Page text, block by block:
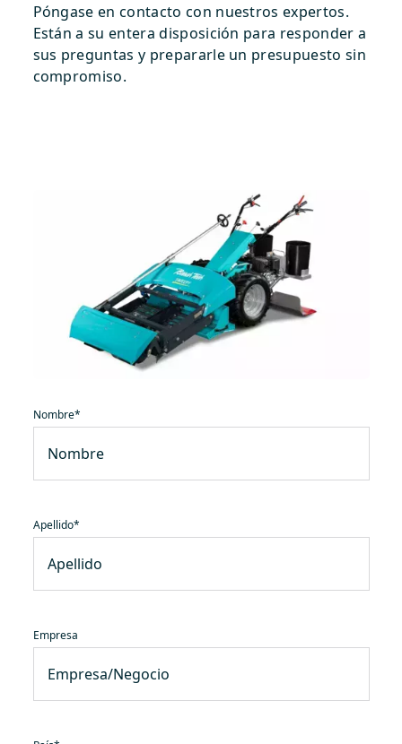
Póngase en contacto con nuestros expertos.
Están a su entera disposición para responder a
sus preguntas y prepararle un presupuesto sin
compromiso.
Nombre*
Apellido*
Empresa